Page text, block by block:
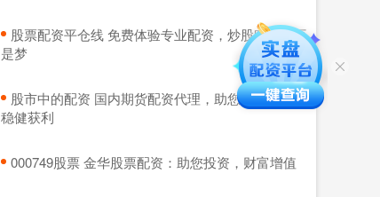
​股票配资平仓线 免费体验专业配资，炒股赚钱不再
是梦
​股市中的配资 国内期货配资代理，助您轻松入市，
稳健获利
​000749股票 金华股票配资：助您投资，财富增值